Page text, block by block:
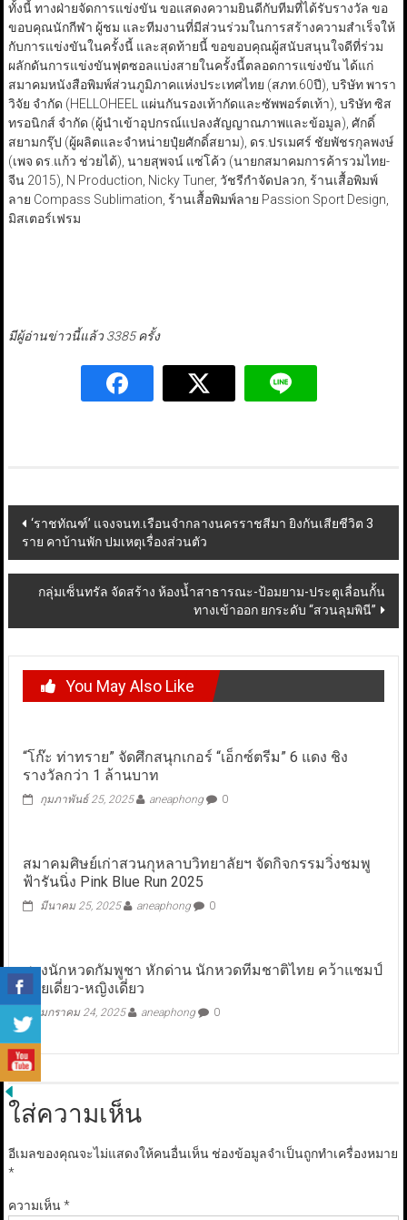
ทั้งนี้ ทางฝ่ายจัดการแข่งขัน ขอแสดงความยินดีกับทีมที่ได้รับรางวัล ขอ
ขอบคุณนักกีฬา ผู้ชม และทีมงานที่มีส่วนร่วมในการสร้างความสำเร็จให้
กับการแข่งขันในครั้งนี้ และสุดท้ายนี้ ขอขอบคุณผู้สนับสนุนใจดีที่ร่วม
ผลักดันการแข่งขันฟุตซอลแบ่งสายในครั้งนี้ตลอดการแข่งขัน ได้แก่
สมาคมหนังสือพิมพ์ส่วนภูมิภาคแห่งประเทศไทย (สภท.60ปี), บริษัท พารา
วิจัย จำกัด (HELLOHEEL แผ่นกันรองเท้ากัดและซัพพอร์ตเท้า), บริษัท ซิส
ทรอนิกส์ จำกัด (ผู้นำเข้าอุปกรณ์แปลงสัญญาณภาพและข้อมูล), ศักดิ์
สยามกรุ๊ป (ผู้ผลิตและจำหน่ายปุ๋ยศักดิ์สยาม), ดร.ปรเมศร์ ชัยพัชรกุลพงษ์
(เพจ ดร.แก้ว ช่วยได้), นายสุพจน์ แซ่โค้ว (นายกสมาคมการค้ารวมไทย-
จีน 2015), N Production, Nicky Tuner, วัชรีกำจัดปลวก, ร้านเสื้อพิมพ์
ลาย Compass Sublimation, ร้านเสื้อพิมพ์ลาย Passion Sport Design,
มิสเตอร์เฟรม
มีผู้อ่านข่าวนี้แล้ว 3385 ครั้ง
Post
navigation
‘ราชทัณฑ์’ แจงจนท.เรือนจำกลางนครราชสีมา ยิงกันเสียชีวิต 3
ราย คาบ้านพัก ปมเหตุเรื่องส่วนตัว
กลุ่มเซ็นทรัล จัดสร้าง ห้องน้ำสาธารณะ-ป้อมยาม-ประตูเลื่อนกั้น
ทางเข้าออก ยกระดับ “สวนลุมพินี”
You May Also Like
“โก๊ะ ท่าทราย” จัดศึกสนุกเกอร์ “เอ็กซ์ตรีม” 6 แดง ชิง
รางวัลกว่า 1 ล้านบาท
กุมภาพันธ์ 25, 2025 aneaphong 0
สมาคมศิษย์เก่าสวนกุหลาบวิทยาลัยฯ จัดกิจกรรมวิ่งชมพู
ฟ้ารันนิ่ง Pink Blue Run 2025
มีนาคม 25, 2025 aneaphong 0
สองนักหวดกัมพูชา หักด่าน นักหวดทีมชาติไทย คว้าแชมป์
ชายเดี่ยว-หญิงเดี่ยว
มกราคม 24, 2025 aneaphong 0
ใส่ความเห็น
อีเมลของคุณจะไม่แสดงให้คนอื่นเห็น ช่องข้อมูลจำเป็นถูกทำเครื่องหมาย
*
ความเห็น*